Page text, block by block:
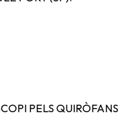
PELS QUIRÒFANS